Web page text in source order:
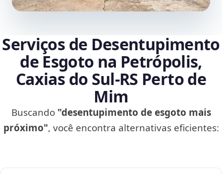
Serviços de Desentupimento
de Esgoto na Petrópolis,
Caxias do Sul‑RS Perto de
Mim
Buscando "desentupimento de esgoto mais
próximo", você encontra alternativas eficientes: